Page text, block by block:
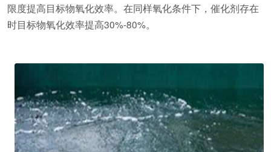
限度提高目标物氧化效率。在同样氧化条件下，催化剂存在
时目标物氧化效率提高30%-80%。